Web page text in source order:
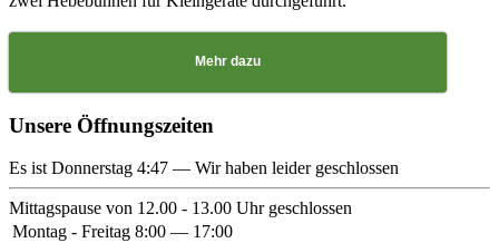
Mehr dazu
Unsere Öffnungszeiten
Es istDonnerstag 4:47 — Wir haben leider geschlossen
Mittagspause von 12.00 - 13.00 Uhr geschlossen
Montag - Freitag 8:00 — 17:00